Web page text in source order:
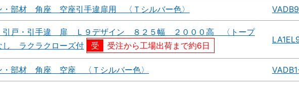
・部材 角座 空座引手違扉用 〈Ｔシルバー色〉
戸・引手違 扉 Ｌ９デザイン ８２５幅 ２０００高 〈トープ
ラクラクローズ付
受注から工場出荷まで約6日
・部材 角座 空座 〈Ｔシルバー色〉